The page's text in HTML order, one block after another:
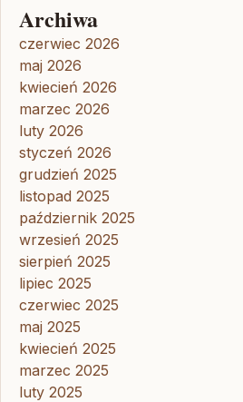
Archiwa
czerwiec 2026
maj 2026
kwiecień 2026
marzec 2026
luty 2026
styczeń 2026
grudzień 2025
listopad 2025
październik 2025
wrzesień 2025
sierpień 2025
lipiec 2025
czerwiec 2025
maj 2025
kwiecień 2025
marzec 2025
luty 2025